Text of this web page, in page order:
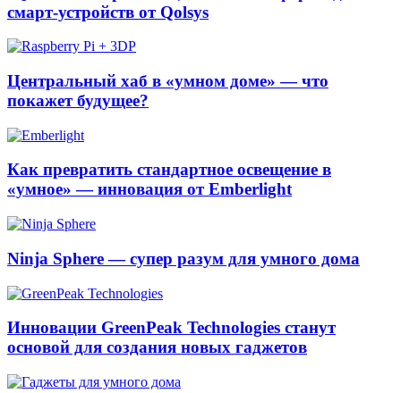
смарт-устройств от Qolsys
Центральный хаб в «умном доме» — что
покажет будущее?
Как превратить стандартное освещение в
«умное» — инновация от Emberlight
Ninja Sphere — супер разум для умного дома
Инновации GreenPeak Technologies станут
основой для создания новых гаджетов